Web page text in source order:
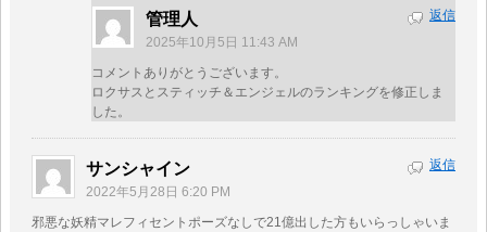
管理人
2025年10月5日 11:43 AM
コメントありがとうございます。
ロクサスとスティッチ＆エンジェルのランキングを修正しま
した。
返信
サンシャイン
2022年5月28日 6:20 PM
邪悪な妖精マレフィセントポーズなしで21億出した方もいらっしゃいま
返信